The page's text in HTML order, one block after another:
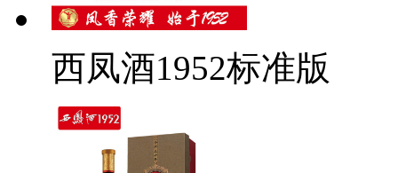
西凤酒1952标准版